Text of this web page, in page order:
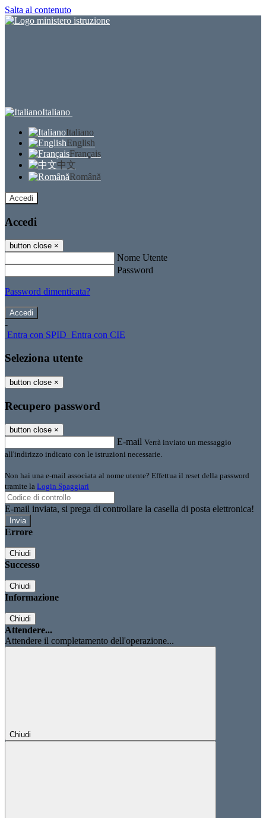
Salta al contenuto
Italiano
Italiano
English
Français
中文
Română
Accedi
Accedi
button close ×
Nome Utente
Password
Password dimenticata?
-
Entra con SPID Entra con CIE
Seleziona utente
button close ×
Recupero password
button close ×
E-mail Verrà inviato un messaggio
all'indirizzo indicato con le istruzioni necessarie.
Non hai una e-mail associata al nome utente? Effettua il reset della password
tramite la Login Spaggiari
E-mail inviata, si prega di controllare la casella di posta elettronica!
Errore
Chiudi
Successo
Chiudi
Informazione
Chiudi
Attendere...
Attendere il completamento dell'operazione...
Chiudi